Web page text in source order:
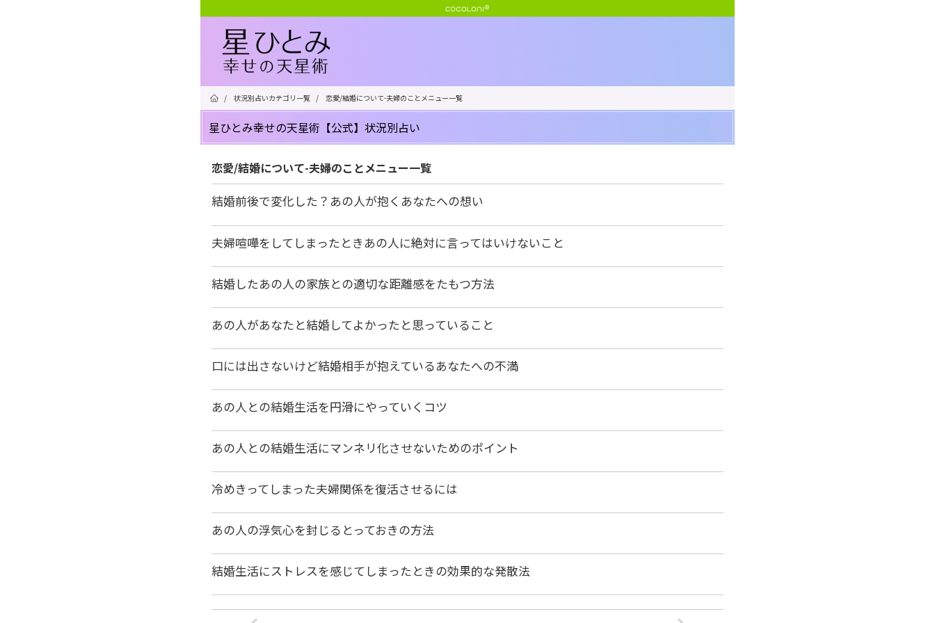
/ 状況別占いカテゴリ一覧 / 恋愛/結婚について-夫婦のことメニュー一覧
星ひとみ幸せの天星術【公式】状況別占い
恋愛/結婚について-夫婦のことメニュー一覧
結婚前後で変化した？あの人が抱くあなたへの想い
夫婦喧嘩をしてしまったときあの人に絶対に言ってはいけないこと
結婚したあの人の家族との適切な距離感をたもつ方法
あの人があなたと結婚してよかったと思っていること
口には出さないけど結婚相手が抱えているあなたへの不満
あの人との結婚生活を円滑にやっていくコツ
あの人との結婚生活にマンネリ化させないためのポイント
冷めきってしまった夫婦関係を復活させるには
あの人の浮気心を封じるとっておきの方法
結婚生活にストレスを感じてしまったときの効果的な発散法